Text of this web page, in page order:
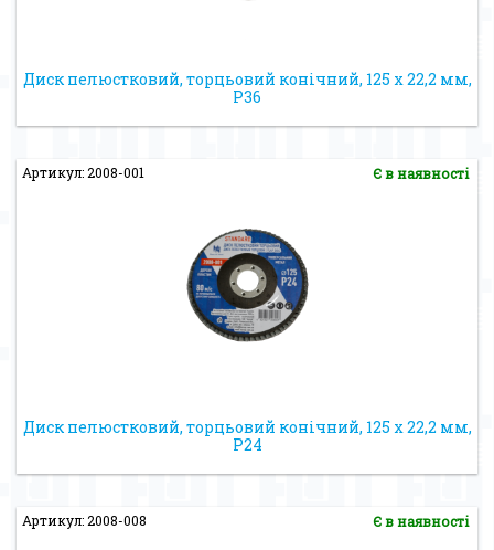
Диск пелюстковий, торцьовий конічний, 125 х 22,2 мм,
Р36
Артикул: 2008-001 Є в наявності
Диск пелюстковий, торцьовий конічний, 125 х 22,2 мм,
Р24
Артикул: 2008-008 Є в наявності